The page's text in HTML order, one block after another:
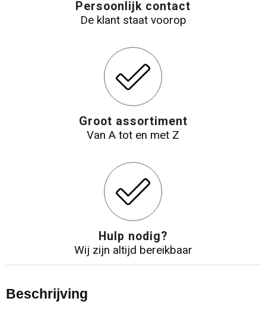
Persoonlijk contact
De klant staat voorop
Groot assortiment
Van A tot en met Z
Hulp nodig?
Wij zijn altijd bereikbaar
Beschrijving